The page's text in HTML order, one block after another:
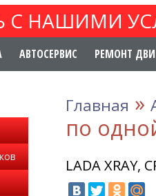
С НАШИМИ
АВТОСЕРВИС РЕМОНТ
Главная »
по
LADA